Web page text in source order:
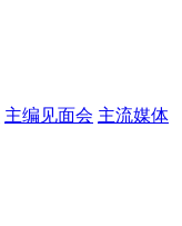
主编见面会 主流媒体